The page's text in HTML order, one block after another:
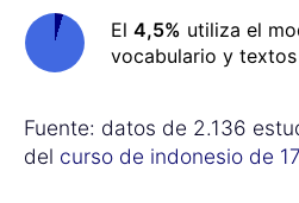
El 4,5% utiliza el
vocabulario y
Fuente: datos de 2.136
del curso de indonesio de